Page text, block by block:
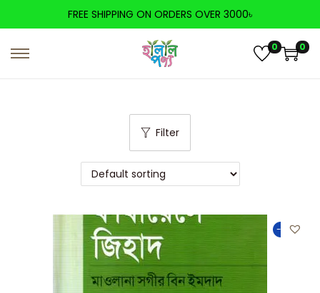
FREE SHIPPING ON ORDERS OVER 3000৳
0 0
Filter
-20%